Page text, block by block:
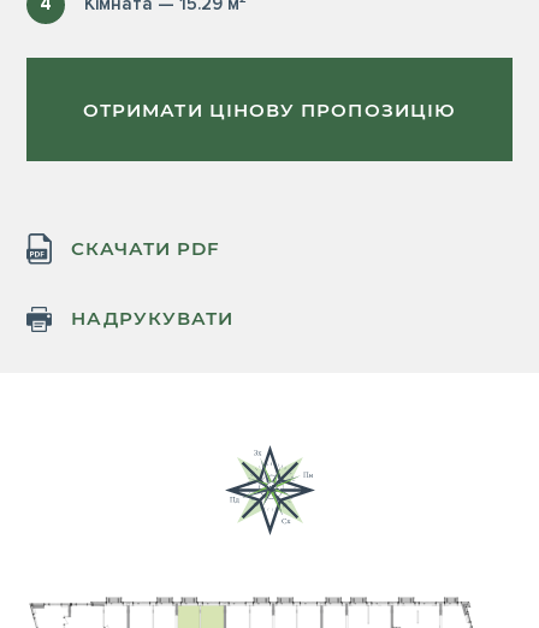
ОТРИМАТИ ЦІНОВУ ПРОПОЗИЦІЮ
СКАЧАТИ PDF
НАДРУКУВАТИ